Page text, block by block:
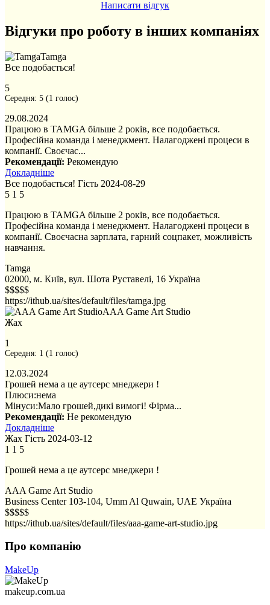
Написати відгук
Відгуки про роботу в інших компаніях
Tamga
Все подобається!
5
Середня: 5 (1 голос)
29.08.2024
Працюю в TAMGA більше 2 років, все подобається.
Професійна команда і менеджмент. Налагоджені процеси в
компанії. Своєчас...
Рекомендації: Рекомендую
Докладніше
Все подобається! Гість 2024-08-29
5 1 5
Працюю в TAMGA більше 2 років, все подобається.
Професійна команда і менеджмент. Налагоджені процеси в
компанії. Своєчасна зарплата, гарний соцпакет, можливість
навчання.
Tamga
02000, м. Київ, вул. Шота Руставелі, 16 Україна
$$$$$
https://ithub.ua/sites/default/files/tamga.jpg
AAA Game Art Studio
Жах
1
Середня: 1 (1 голос)
12.03.2024
Грошей нема а це аутсерс мнеджери !
Плюси:нема
Мінуси:Мало грошей,дикі вимогі! Фірма...
Рекомендації: Не рекомендую
Докладніше
Жах Гість 2024-03-12
1 1 5
Грошей нема а це аутсерс мнеджери !
AAA Game Art Studio
Business Center 103-104, Umm Al Quwain, UAE Україна
$$$$$
https://ithub.ua/sites/default/files/aaa-game-art-studio.jpg
Про компанію
MakeUp
makeup.com.ua